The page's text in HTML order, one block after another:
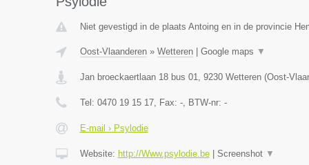
Niet gevestigd in de plaats Antoing en in de provincie
Oost-Vlaanderen» Wetteren| Google maps ▼
Jan broeckaertlaan 18 bus 01, 9230 Wetteren(Oost-
Tel: 0470 19 15 17, Fax: -, BTW-nr: -
E-mail › Psylodie
Website: http://Www.psylodie.be| Screenshot ▼